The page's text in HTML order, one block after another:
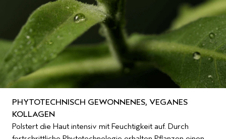
PHYTOTECHNISCH GEWONNENES, VEGANES
KOLLAGEN
Polstert die Haut intensiv mit Feuchtigkeit auf. Durch